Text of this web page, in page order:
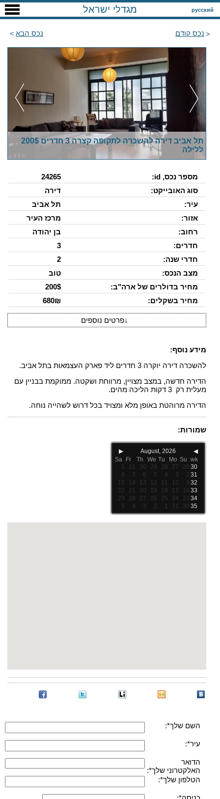
русский מגדלי ישראל
נכס קודם נכס הבא
תל אביב דירה להשכרה לתקופה קצרה 3 חדרים 200$
ללילה
מספר נכס, id:
24265
סוג האובייקט:
דירה
עיר:
תל אביב
אזור:
מרכז העיר
רחוב:
בן יהודה
חדרים:
3
חדרי שנה:
2
מצב הנכס:
טוב
מחיר בדולרים של ארה"ב:
200$
מחיר בשקלים:
680₪
↓פרטים נוספים
מידע נוסף:
להשכרה דירה יוקרה 3 חדרים ליד פארק העצמאות בתל אביב.
הדירה חדשה, במצב מצויין, מרווחת ושקטה. ממוקמת בבניין עם
מעלית רק 3 דקות הליכה מהים.
הדירה מרוהטת באופן מלא ומצויד בכל דרוש לשהייה נוחה.
שמורות:
◀
August, 2026
▶
wk
Su
Mo
Tu
We
Th
Fr
Sa
30
26
27
28
29
30
31
1
31
2
3
4
5
6
7
8
32
9
10
11
12
13
14
15
33
16
17
18
19
20
21
22
34
23
24
25
26
27
28
29
35
30
31
1
2
3
4
5
השם שלך*:
עיר*:
הדואר
האלקטרוני שלך*:
הטלפון שלך*: